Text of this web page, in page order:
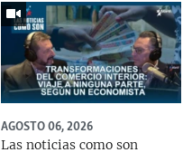
AGOSTO 06, 2026
Las noticias como son